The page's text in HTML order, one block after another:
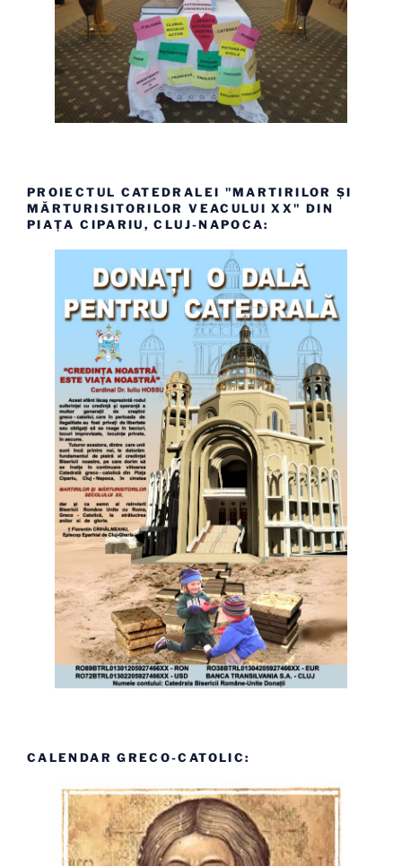
PROIECTUL CATEDRALEI "MARTIRILOR ȘI
MĂRTURISITORILOR VEACULUI XX" DIN
PIAȚA CIPARIU, CLUJ-NAPOCA:
CALENDAR GRECO-CATOLIC: